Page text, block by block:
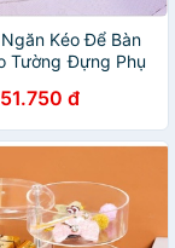
Kéo Để Bàn
Tường Đựng Phụ
Đa Năng Nhỏ Gọn
Học Sinh
51.750 đ